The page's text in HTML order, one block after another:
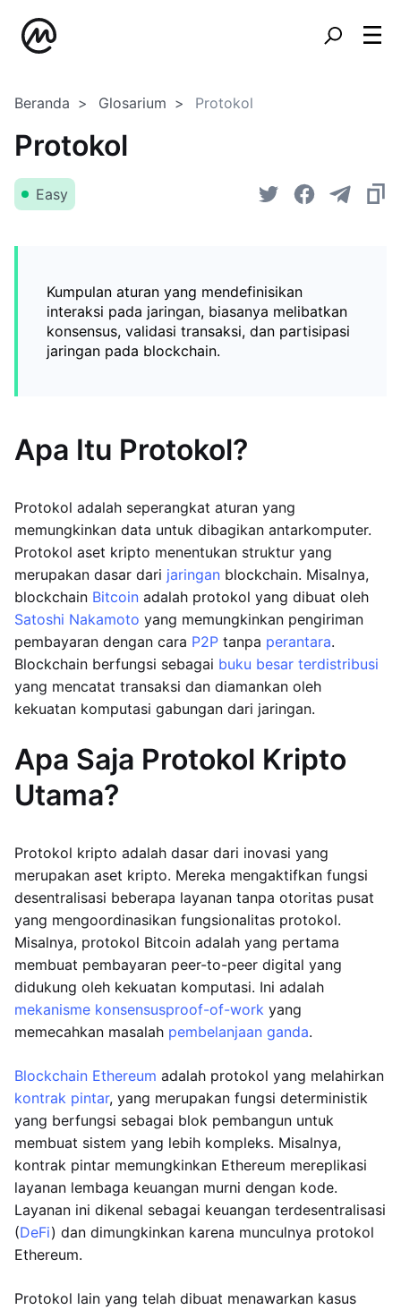
Beranda Glosarium Protokol
Protokol
Easy
Kumpulan aturan yang mendefinisikan
interaksi pada jaringan, biasanya melibatkan
konsensus, validasi transaksi, dan partisipasi
jaringan pada blockchain.
Apa Itu Protokol?
Protokol adalah seperangkat aturan yang
memungkinkan data untuk dibagikan antarkomputer.
Protokol aset kripto menentukan struktur yang
merupakan dasar dari jaringan blockchain. Misalnya,
blockchain Bitcoin adalah protokol yang dibuat oleh
Satoshi Nakamoto yang memungkinkan pengiriman
pembayaran dengan cara P2P tanpa perantara.
Blockchain berfungsi sebagai buku besar terdistribusi
yang mencatat transaksi dan diamankan oleh
kekuatan komputasi gabungan dari jaringan.
Apa Saja Protokol Kripto
Utama?
Protokol kripto adalah dasar dari inovasi yang
merupakan aset kripto. Mereka mengaktifkan fungsi
desentralisasi beberapa layanan tanpa otoritas pusat
yang mengoordinasikan fungsionalitas protokol.
Misalnya, protokol Bitcoin adalah yang pertama
membuat pembayaran peer-to-peer digital yang
didukung oleh kekuatan komputasi. Ini adalah
mekanisme konsensusproof-of-work yang
memecahkan masalah pembelanjaan ganda.
Blockchain Ethereum adalah protokol yang melahirkan
kontrak pintar, yang merupakan fungsi deterministik
yang berfungsi sebagai blok pembangun untuk
membuat sistem yang lebih kompleks. Misalnya,
kontrak pintar memungkinkan Ethereum mereplikasi
layanan lembaga keuangan murni dengan kode.
Layanan ini dikenal sebagai keuangan terdesentralisasi
(DeFi) dan dimungkinkan karena munculnya protokol
Ethereum.
Protokol lain yang telah dibuat menawarkan kasus